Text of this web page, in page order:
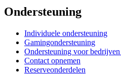
Ondersteuning
Individuele ondersteuning
Gamingondersteuning
Ondersteuning voor
Contact opnemen
Reserveonderdelen